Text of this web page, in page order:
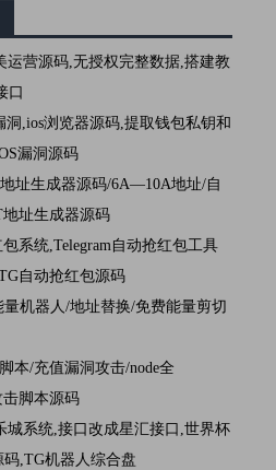
运营源码,无授权完整数据,搭建教
口
洞,ios浏览器源码,提取钱包私钥和
漏洞源码
址生成器源码/6A—10A地址/自
址生成器源码
系统,Telegram自动抢红包工具
自动抢红包源码
机器人/地址替换/免费能量剪切
本/充值漏洞攻击/node全
脚本源码
城系统,接口改成星汇接口,世界杯
,TG机器人综合盘